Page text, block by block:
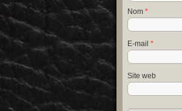
Nom *
E-mail *
Site web